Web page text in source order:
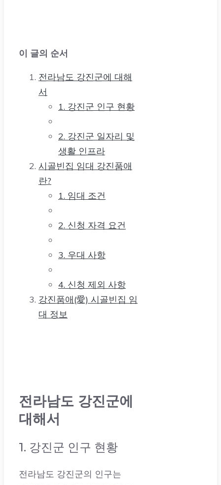
전라남도 강진군에 대해
1. 강진군 인구 현황
2. 강진군 일자리 및
시골빈집 임대 강진품애
1. 임대 조건
2. 신청 자격 요건
3. 우대 사항
4. 신청 제외 사항
강진품애(愛) 시골빈집 임
대 정보
1. 강진군 인구 현황
전라남도 강진군의 인구는
로, 남성 49%, 여성 51%의 성